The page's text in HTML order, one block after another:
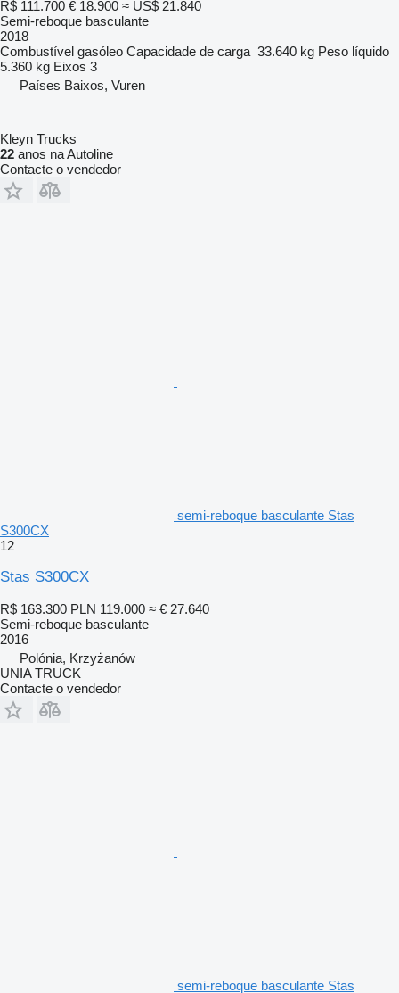
R$ 111.700 € 18.900 ≈ US$ 21.840
Semi-reboque basculante
2018
Combustível gasóleo Capacidade de carga 33.640 kg Peso líquido
5.360 kg Eixos 3
Países Baixos, Vuren
Kleyn Trucks
22 anos na Autoline
Contacte o vendedor
semi-reboque basculante Stas
S300CX
12
Stas S300CX
R$ 163.300 PLN 119.000 ≈ € 27.640
Semi-reboque basculante
2016
Polónia, Krzyżanów
UNIA TRUCK
Contacte o vendedor
semi-reboque basculante Stas